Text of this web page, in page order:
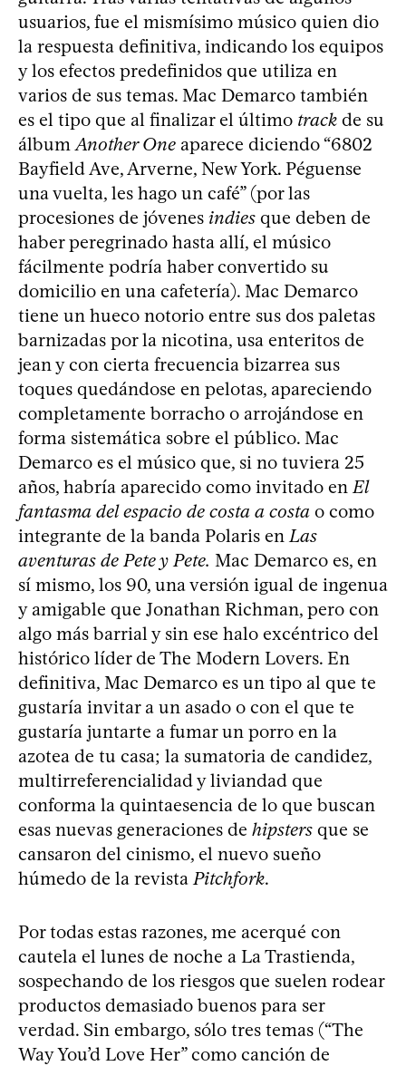
usuarios, fue el mismísimo músico quien dio
la respuesta definitiva, indicando los equipos
y los efectos predefinidos que utiliza en
varios de sus temas. Mac Demarco también
es el tipo que al finalizar el último track de su
álbum Another One aparece diciendo “6802
Bayfield Ave, Arverne, New York. Péguense
una vuelta, les hago un café” (por las
procesiones de jóvenes indies que deben de
haber peregrinado hasta allí, el músico
fácilmente podría haber convertido su
domicilio en una cafetería). Mac Demarco
tiene un hueco notorio entre sus dos paletas
barnizadas por la nicotina, usa enteritos de
jean y con cierta frecuencia bizarrea sus
toques quedándose en pelotas, apareciendo
completamente borracho o arrojándose en
forma sistemática sobre el público. Mac
Demarco es el músico que, si no tuviera 25
años, habría aparecido como invitado en El
fantasma del espacio de costa a costa o como
integrante de la banda Polaris en Las
aventuras de Pete y Pete. Mac Demarco es, en
sí mismo, los 90, una versión igual de ingenua
y amigable que Jonathan Richman, pero con
algo más barrial y sin ese halo excéntrico del
histórico líder de The Modern Lovers. En
definitiva, Mac Demarco es un tipo al que te
gustaría invitar a un asado o con el que te
gustaría juntarte a fumar un porro en la
azotea de tu casa; la sumatoria de candidez,
multirreferencialidad y liviandad que
conforma la quintaesencia de lo que buscan
esas nuevas generaciones de hipsters que se
cansaron del cinismo, el nuevo sueño
húmedo de la revista Pitchfork.
Por todas estas razones, me acerqué con
cautela el lunes de noche a La Trastienda,
sospechando de los riesgos que suelen rodear
productos demasiado buenos para ser
verdad. Sin embargo, sólo tres temas (“The
Way You’d Love Her” como canción de